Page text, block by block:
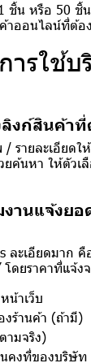
ชิ้น หรือ 50 ชิ้
าออนไลน์ที่ต้อ
รใช้บ
งก์สินค้าที่
รายละเอียดใ
ค้นหา ให้ตัวเ
านแจ้งย
ละเอียดมาก
ดยราคาที่แจ้ง
น้าเว็บ
งร้านค้า (ถ้ามี)
ามจริง)
คงที่ของบริษัท